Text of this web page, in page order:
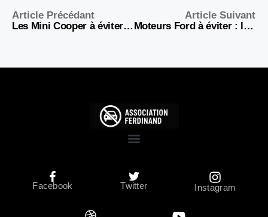
Article Précédant
Les Mini Cooper à éviter absolument : la liste noire des modèles à problèmes
Article Suivant
Moteurs Ford à éviter : les pires blocs à fuir avant d’acheter d’occasion
Facebook Twitter Instagram